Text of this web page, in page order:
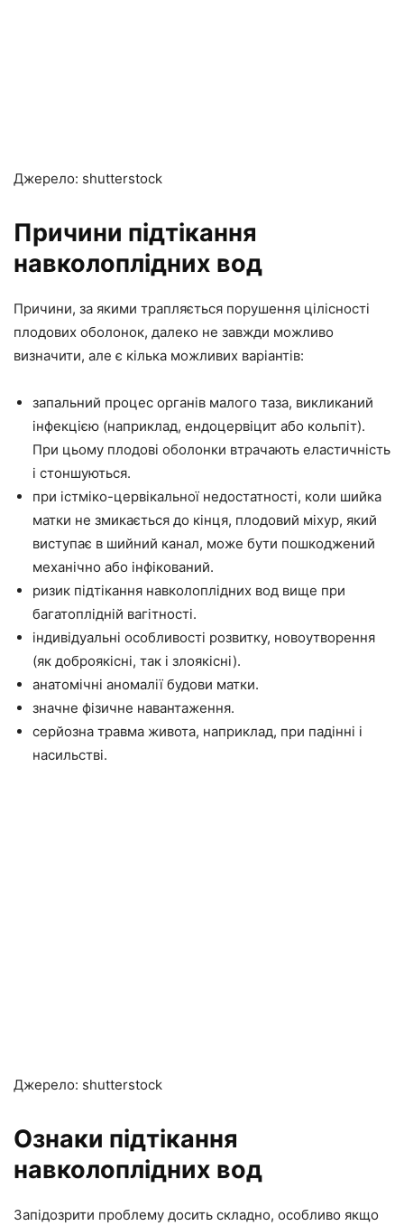
Джерело: shutterstock
Причини підтікання
навколоплідних вод
Причини, за якими трапляється порушення цілісності
плодових оболонок, далеко не завжди можливо
визначити, але є кілька можливих варіантів:
запальний процес органів малого таза, викликаний
інфекцією (наприклад, ендоцервіцит або кольпіт).
При цьому плодові оболонки втрачають еластичність
і стоншуються.
при істміко-цервікальної недостатності, коли шийка
матки не змикається до кінця, плодовий міхур, який
виступає в шийний канал, може бути пошкоджений
механічно або інфікований.
ризик підтікання навколоплідних вод вище при
багатоплідній вагітності.
індивідуальні особливості розвитку, новоутворення
(як доброякісні, так і злоякісні).
анатомічні аномалії будови матки.
значне фізичне навантаження.
серйозна травма живота, наприклад, при падінні і
насильстві.
Джерело: shutterstock
Ознаки підтікання
навколоплідних вод
Запідозрити проблему досить складно, особливо якщо